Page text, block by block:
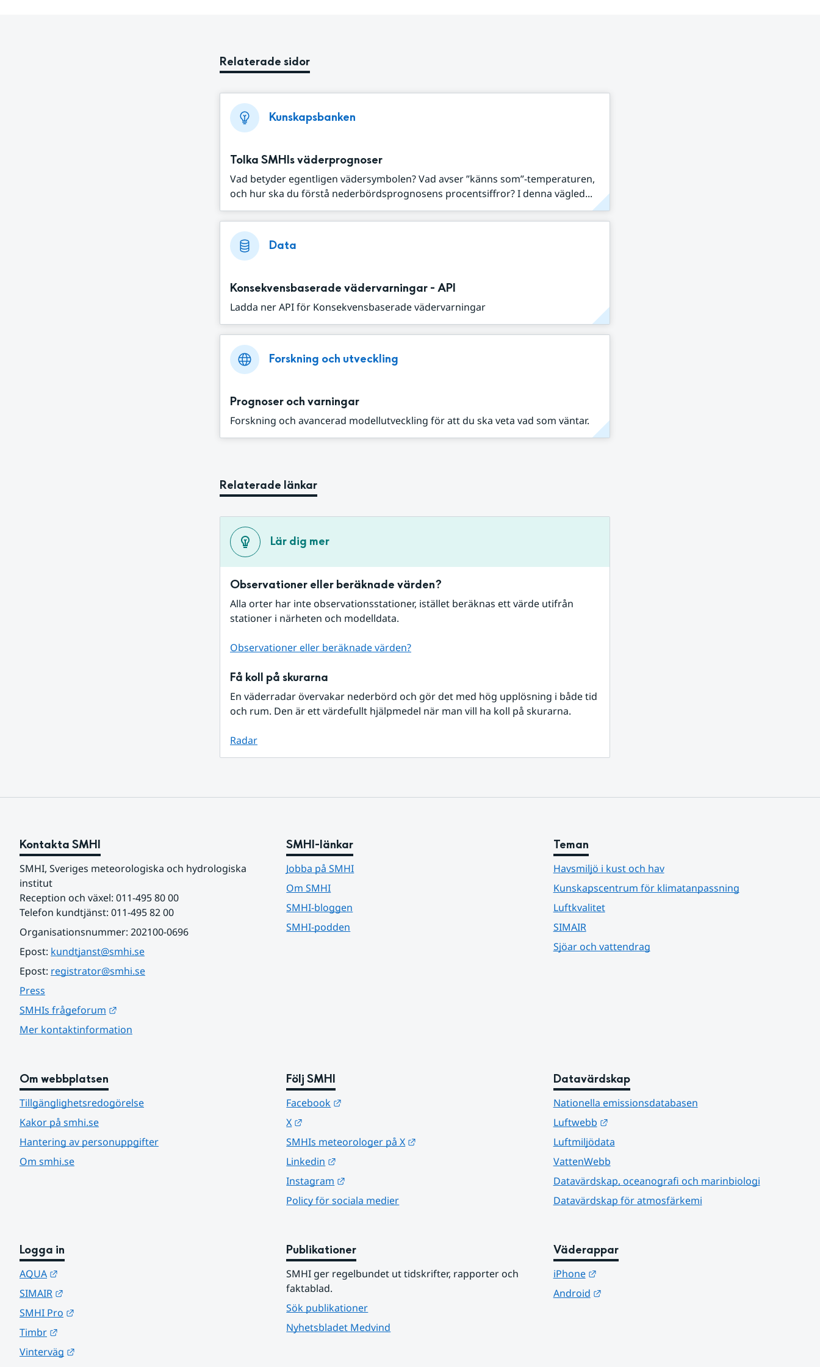
Relaterade sidor
Kunskapsbanken
Tolka SMHIs väderprognoser
Vad betyder egentligen vädersymbolen? Vad avser ”känns som”-temperaturen,
och hur ska du förstå nederbördsprognosens procentsiffror? I denna vägled...
Data
Konsekvensbaserade vädervarningar - API
Ladda ner API för Konsekvensbaserade vädervarningar
Forskning och utveckling
Prognoser och varningar
Forskning och avancerad modellutveckling för att du ska veta vad som väntar.
Relaterade länkar
Lär dig mer
Observationer eller beräknade värden?
Alla orter har inte observationsstationer, istället beräknas ett värde utifrån
stationer i närheten och modelldata.
Observationer eller beräknade värden?
Få koll på skurarna
En väderradar övervakar nederbörd och gör det med hög upplösning i både tid
och rum. Den är ett värdefullt hjälpmedel när man vill ha koll på skurarna.
Radar
Kontakta SMHI
SMHI, Sveriges meteorologiska och hydrologiska
institut
Reception och växel: 011-495 80 00
Telefon kundtjänst: 011-495 82 00
Organisationsnummer: 202100-0696
Epost: kundtjanst@smhi.se
Epost: registrator@smhi.se
Press
SMHIs frågeforum
Mer kontaktinformation
SMHI-länkar
Jobba på SMHI
Om SMHI
SMHI-bloggen
SMHI-podden
Teman
Havsmiljö i kust och hav
Kunskapscentrum för klimatanpassning
Luftkvalitet
SIMAIR
Sjöar och vattendrag
Om webbplatsen
Tillgänglighetsredogörelse
Kakor på smhi.se
Hantering av personuppgifter
Om smhi.se
Följ SMHI
Facebook
X
SMHIs meteorologer på X
Linkedin
Instagram
Policy för sociala medier
Datavärdskap
Nationella emissionsdatabasen
Luftwebb
Länk till annan webbplats.
Luftmiljödata
VattenWebb
Datavärdskap, oceanografi och marinbiologi
Datavärdskap för atmosfärkemi
Logga in
AQUA
SIMAIR
SMHI Pro
Timbr
Vinterväg
Publikationer
SMHI ger regelbundet ut tidskrifter, rapporter och
faktablad.
Sök publikationer
Nyhetsbladet Medvind
Väderappar
iPhone
Länk till annan webbplats.
Android
Länk till annan webbplats.